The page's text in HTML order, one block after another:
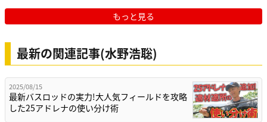
もっと見る
最新の関連記事(水野浩聡)
2025/08/15
最新バスロッドの実力!大人気フィールドを攻略
した25アドレナの使い分け術